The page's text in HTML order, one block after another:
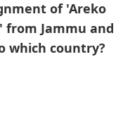
of 'Areko
from Jammu and
which country?